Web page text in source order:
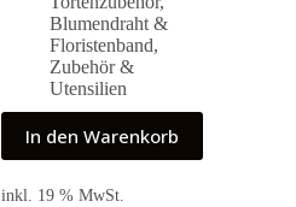
Blumendraht &
Floristenband,
Zubehör &
Utensilien
In den Warenkorb
inkl. 19 % MwSt.